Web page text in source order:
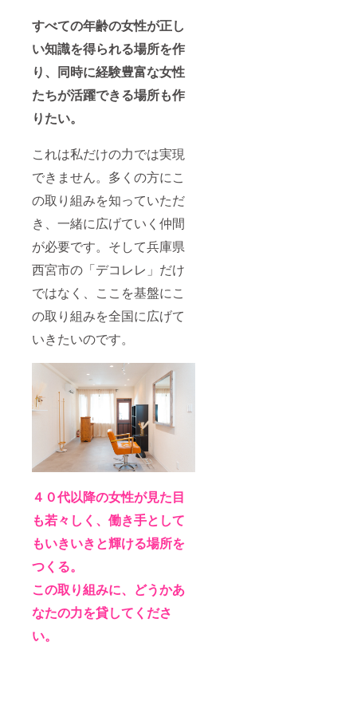
すべての年齢の女性が正し
い知識を得られる場所を作
り、同時に経験豊富な女性
たちが活躍できる場所も作
りたい。
これは私だけの力では実現
できません。多くの方にこ
の取り組みを知っていただ
き、一緒に広げていく仲間
が必要です。そして兵庫県
西宮市の「デコレレ」だけ
ではなく、ここを基盤にこ
の取り組みを全国に広げて
いきたいのです。
４０代以降の女性が見た目
も若々しく、働き手として
もいきいきと輝ける場所を
つくる。
この取り組みに、どうかあ
なたの力を貸してくださ
い。